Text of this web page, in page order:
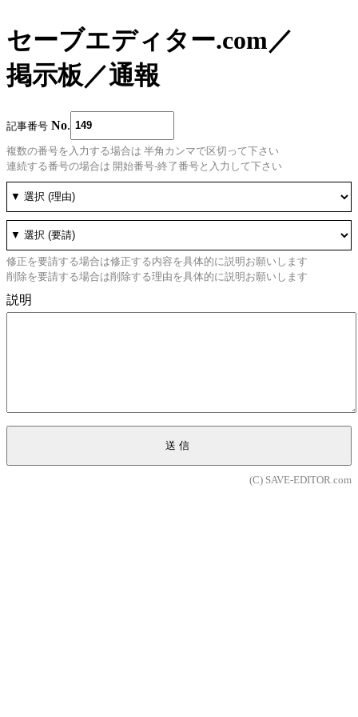
セーブエディター.com／
掲示板／通報
記事番号 No
複数の番号を入力する場合は 半角カンマで区切って下さい
連続する番号の場合は 開始番号-終了番号と入力して下さい
修正を要請する場合は修正する内容を具体的に説明お願いします
削除を要請する場合は削除する理由を具体的に説明お願いします
説明
送信
(C) SAVE-EDITOR.com